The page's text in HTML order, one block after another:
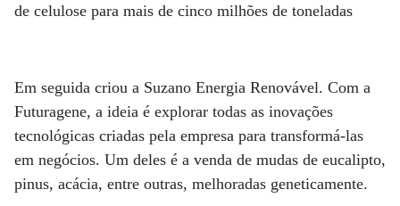
de celulose para mais de cinco milhões de toneladas
Em seguida criou a Suzano Energia Renovável. Com a
Futuragene, a ideia é explorar todas as inovações
tecnológicas criadas pela empresa para transformá-las
em negócios. Um deles é a venda de mudas de eucalipto,
pinus, acácia, entre outras, melhoradas geneticamente.